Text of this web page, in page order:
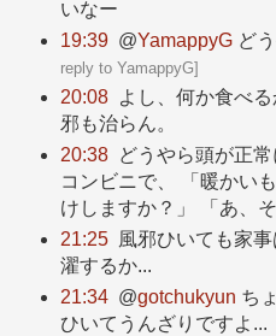
いなー
19:39 @YamappyGどう
reply to YamappyG]
20:08
よし、何か食べ
邪も治らん。
20:38
どうやら頭が正常
コンビニで、 「暖かい
けしますか？」 「あ、
21:25
風邪ひいても家
濯するか...
21:34 @gotchukyun ち
ひいてうんざりですよ...